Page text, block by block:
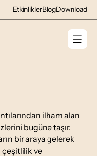
EtkinliklerBlogDownload
ilham alan
bugüne taşır.
bir araya gelerek
çeşitlilik ve